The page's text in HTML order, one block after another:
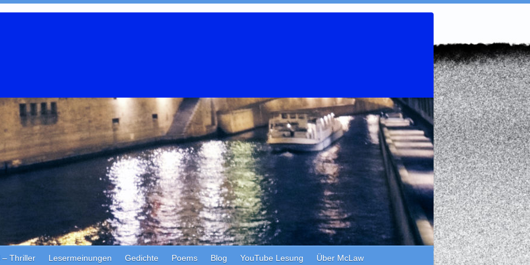
– Thriller Lesermeinungen Gedichte Poems Blog YouTube Lesung Über McLaw